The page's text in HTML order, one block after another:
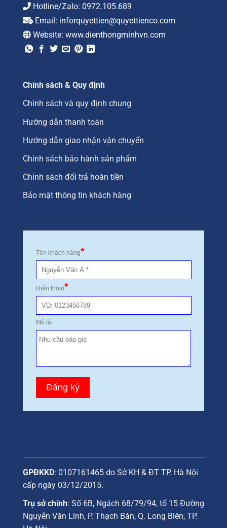
Hotline/Zalo: 0972.105.689
Email: inforquyettien@quyettienco.com
Website: www.dienthongminhvn.com
Chính sách & Quy định
Chính sách và quy định chung
Hướng dẫn thanh toán
Hướng dẫn giao nhận vận chuyển
Chính sách bảo hành sản phẩm
Chính sách đổi trả hoàn tiền
Bảo mật thông tin khách hàng
GPĐKKD: 0107161465 do Sở KH & ĐT TP. Hà Nội
cấp ngày 03/12/2015.
Trụ sở chính: Số 6B, Ngách 68/79/94, tổ 15 Đường
Nguyễn Văn Linh, P. Thạch Bàn, Q. Long Biên, TP.